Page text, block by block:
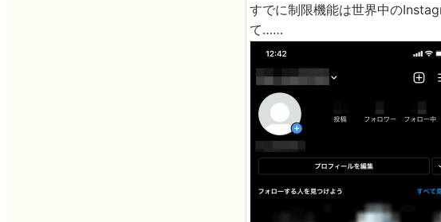
すでに制限機能は世界中の
て……